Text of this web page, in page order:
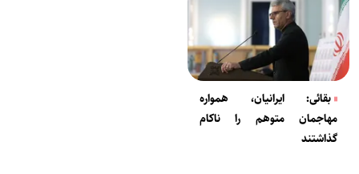
بقائی: ایرانیان، همواره
مهاجمان متوهم را ناکام
گذاشتند